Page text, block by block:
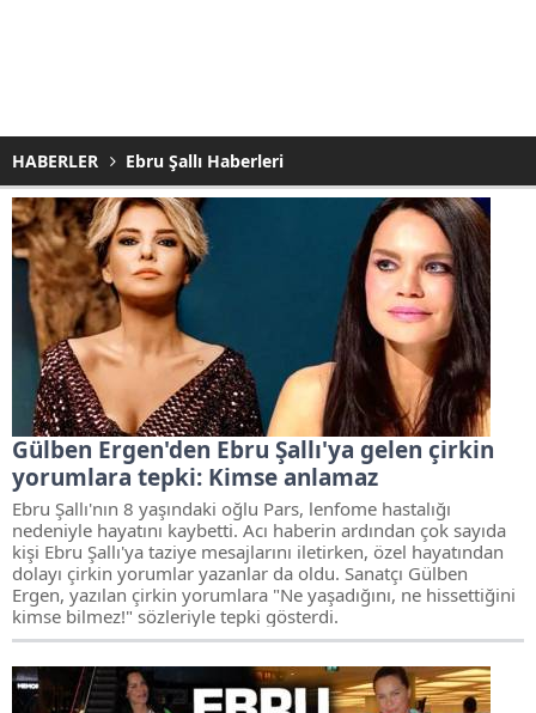
HABERLER Ebru Şallı Haberleri
Gülben Ergen'den Ebru Şallı'ya gelen çirkin
yorumlara tepki: Kimse anlamaz
Ebru Şallı'nın 8 yaşındaki oğlu Pars, lenfome hastalığı
nedeniyle hayatını kaybetti. Acı haberin ardından çok sayıda
kişi Ebru Şallı'ya taziye mesajlarını iletirken, özel hayatından
dolayı çirkin yorumlar yazanlar da oldu. Sanatçı Gülben
Ergen, yazılan çirkin yorumlara "Ne yaşadığını, ne hissettiğini
kimse bilmez!" sözleriyle tepki gösterdi.